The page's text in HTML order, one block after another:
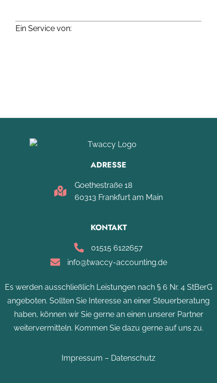
Ein Service von:
ADRESSE
Goethestraße 18
60313 Frankfurt am Main
KONTAKT
01515 6122657
info@twaccy-accounting.de
Es werden ausschließlich Leistungen nach § 6 Nr. 4 StBerG
angeboten. Sollten Sie Interesse an einer Steuerberatung
haben, können wir Sie gerne an einen unserer Partner
weitervermitteln. Kommen Sie dazu gerne auf uns zu.
Impressum – Datenschutz